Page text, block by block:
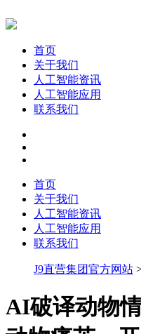
首页
关于我们
人工智能资讯
人工智能应用
联系我们
首页
关于我们
人工智能资讯
人工智能应用
联系我们
J9直营集团官方网站
AI破译动物